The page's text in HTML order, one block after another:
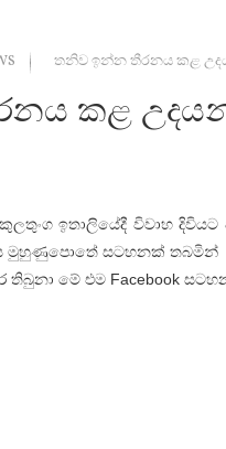
තනිව ඉන්න තීරනය කළ
කළ
ඉතාලියේදී විවාහ
මුහුණුපොතේ සටහනක් තබමින්
මේ එම Facebook